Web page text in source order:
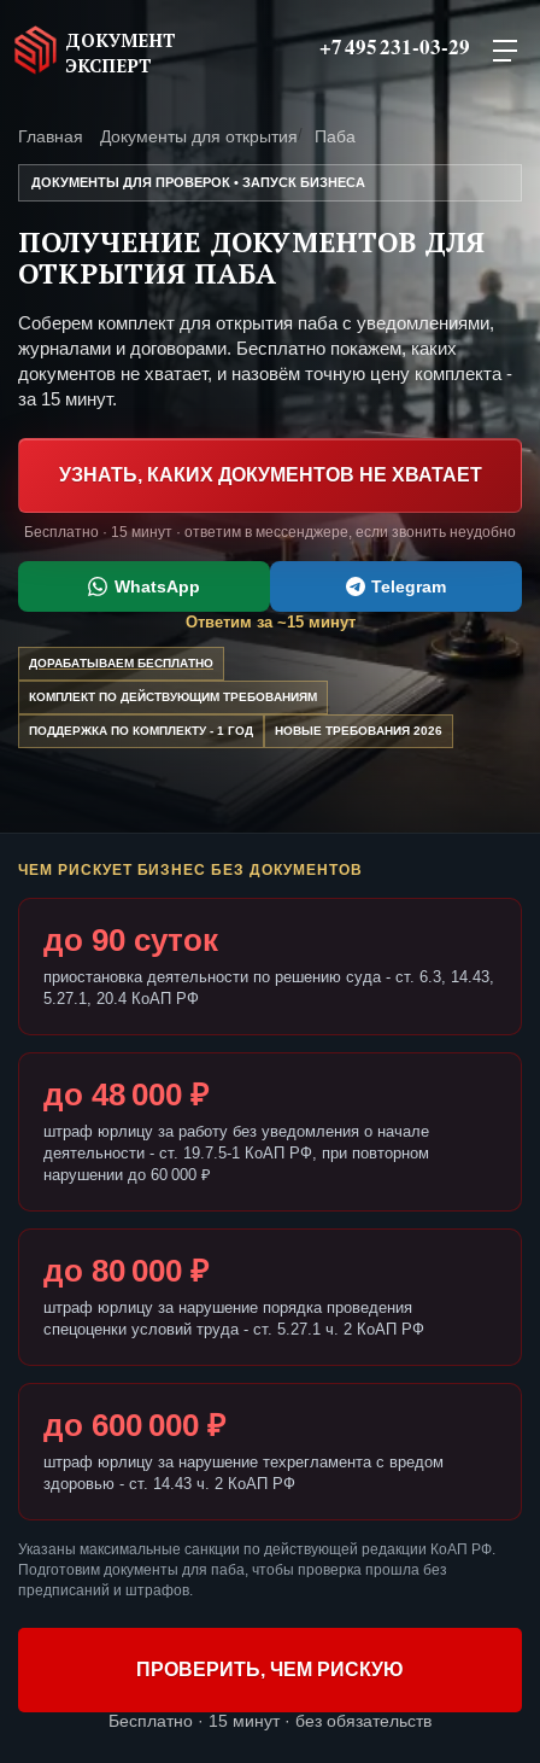
ДОКУМЕНТ
ЭКСПЕРТ
+7 495 231-03-29
Главная Документы для открытия Паба
ДОКУМЕНТЫ ДЛЯ ПРОВЕРОК • ЗАПУСК БИЗНЕСА
ПОЛУЧЕНИЕ ДОКУМЕНТОВ ДЛЯ
ОТКРЫТИЯ ПАБА
Соберем комплект для открытия паба с уведомлениями,
журналами и договорами. Бесплатно покажем, каких
документов не хватает, и назовём точную цену комплекта -
за 15 минут.
УЗНАТЬ, КАКИХ ДОКУМЕНТОВ НЕ ХВАТАЕТ
Бесплатно · 15 минут · ответим в мессенджере, если звонить неудобно
WhatsApp Telegram
Ответим за ~15 минут
ДОРАБАТЫВАЕМ БЕСПЛАТНО
КОМПЛЕКТ ПО ДЕЙСТВУЮЩИМ ТРЕБОВАНИЯМ
ПОДДЕРЖКА ПО КОМПЛЕКТУ - 1 ГОД НОВЫЕ ТРЕБОВАНИЯ 2026
ЧЕМ РИСКУЕТ БИЗНЕС БЕЗ ДОКУМЕНТОВ
до 90 суток
приостановка деятельности по решению суда - ст. 6.3, 14.43,
5.27.1, 20.4 КоАП РФ
до 48 000 ₽
штраф юрлицу за работу без уведомления о начале
деятельности - ст. 19.7.5-1 КоАП РФ, при повторном
нарушении до 60 000 ₽
до 80 000 ₽
штраф юрлицу за нарушение порядка проведения
спецоценки условий труда - ст. 5.27.1 ч. 2 КоАП РФ
до 600 000 ₽
штраф юрлицу за нарушение техрегламента с вредом
здоровью - ст. 14.43 ч. 2 КоАП РФ
Указаны максимальные санкции по действующей редакции КоАП РФ.
Подготовим документы для паба, чтобы проверка прошла без
предписаний и штрафов.
ПРОВЕРИТЬ, ЧЕМ РИСКУЮ
Бесплатно · 15 минут · без обязательств